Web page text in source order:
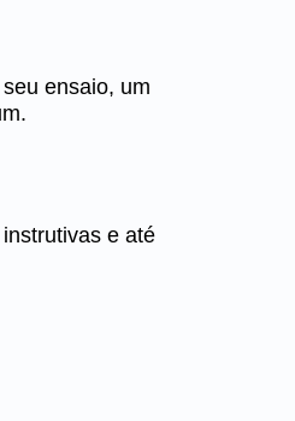
ensaio, um
e até